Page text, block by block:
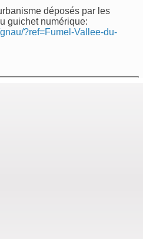
déposés par les
guichet numérique:
?ref=Fumel-Vallee-du-